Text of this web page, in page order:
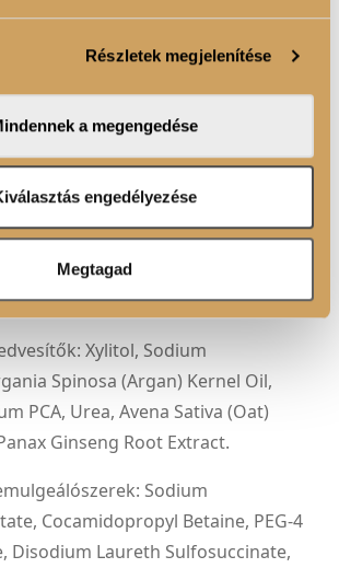
elemzéséhez. Ezenkívül
az adatokat más olyan
Ön adott meg számukra vagy az
más szolgáltatásokból gyűjtöttek.
Részletek megjelenítése
a megengedése
engedélyezése
Megtagad
JAVASLAT
Xylitol, Sodium
Spinosa (Argan) Kernel Oil,
PCA, Urea, Avena Sativa (Oat)
Ginseng Root Extract.
Sodium
Cocamidopropyl Betaine, PEG-4
Disodium Laureth Sulfosuccinate,